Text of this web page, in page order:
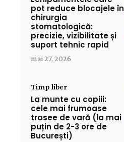
pot reduce blocajele în
chirurgia
stomatologică:
precizie, vizibilitate și
suport tehnic rapid
mai 27, 2026
Timp liber
La munte cu copiii:
cele mai frumoase
trasee de vară (la mai
puțin de 2-3 ore de
București)